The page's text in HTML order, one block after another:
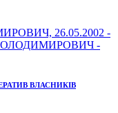
26.05.2002 -
-
ВЛАСНИКІВ